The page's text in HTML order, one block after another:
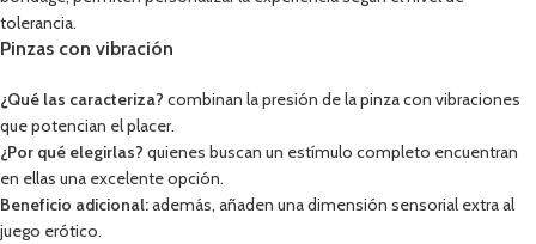
tolerancia.
Pinzas con vibración
¿Qué las caracteriza? combinan la presión de la pinza con vibraciones
que potencian el placer.
¿Por qué elegirlas? quienes buscan un estímulo completo encuentran
en ellas una excelente opción.
Beneficio adicional:además, añaden una dimensión sensorial extra al
juego erótico.